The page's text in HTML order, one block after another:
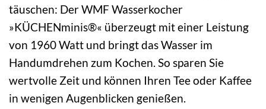
täuschen: Der WMF Wasserkocher
»KÜCHENminis®« überzeugt mit einer Leistung
von 1960 Watt und bringt das Wasser im
Handumdrehen zum Kochen. So sparen Sie
wertvolle Zeit und können Ihren Tee oder Kaffee
in wenigen Augenblicken genießen.